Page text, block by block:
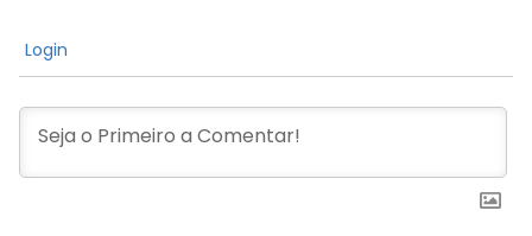
Login